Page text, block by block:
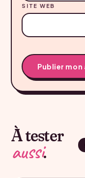
SITE WEB
À tester
aussi.